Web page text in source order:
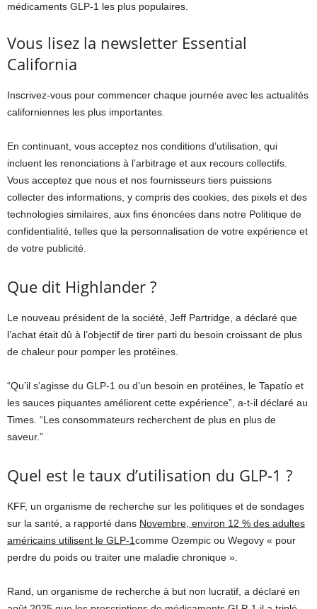
médicaments GLP-1 les plus populaires.
Vous lisez la newsletter Essential
California
Inscrivez-vous pour commencer chaque journée avec les actualités
californiennes les plus importantes.
En continuant, vous acceptez nos conditions d’utilisation, qui
incluent les renonciations à l’arbitrage et aux recours collectifs.
Vous acceptez que nous et nos fournisseurs tiers puissions
collecter des informations, y compris des cookies, des pixels et des
technologies similaires, aux fins énoncées dans notre Politique de
confidentialité, telles que la personnalisation de votre expérience et
de votre publicité.
Que dit Highlander ?
Le nouveau président de la société, Jeff Partridge, a déclaré que
l’achat était dû à l’objectif de tirer parti du besoin croissant de plus
de chaleur pour pomper les protéines.
“Qu’il s’agisse du GLP-1 ou d’un besoin en protéines, le Tapatío et
les sauces piquantes améliorent cette expérience”, a-t-il déclaré au
Times. “Les consommateurs recherchent de plus en plus de
saveur.”
Quel est le taux d’utilisation du GLP-1 ?
KFF, un organisme de recherche sur les politiques et de sondages
sur la santé, a rapporté dans Novembre, environ 12 % des adultes
américains utilisent le GLP-1comme Ozempic ou Wegovy « pour
perdre du poids ou traiter une maladie chronique ».
Rand, un organisme de recherche à but non lucratif, a déclaré en